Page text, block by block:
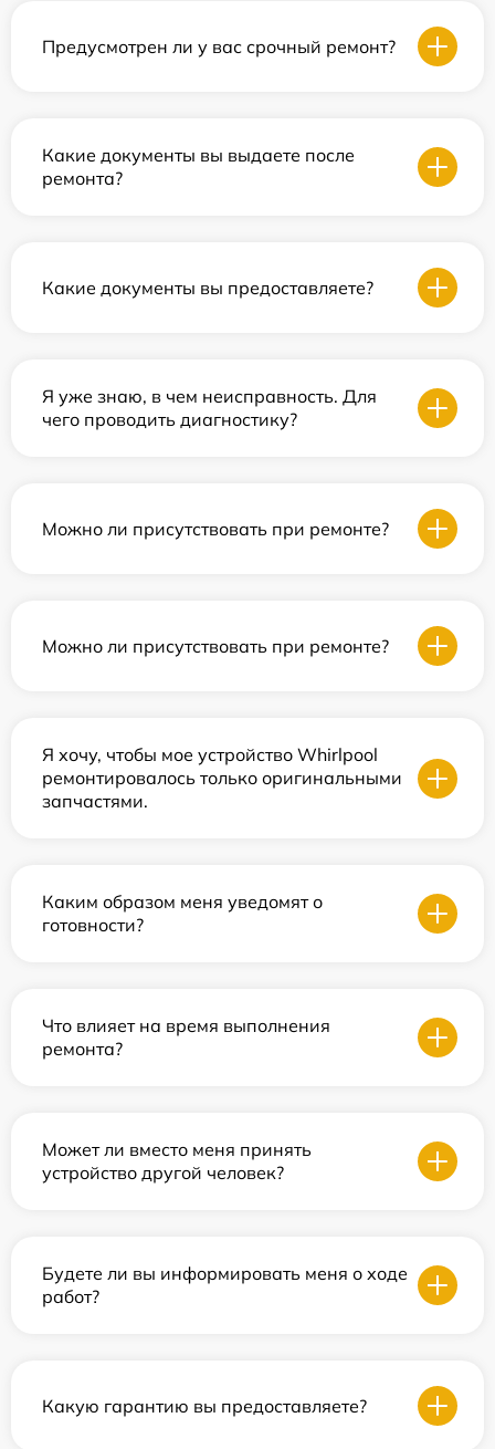
Предусмотрен ли у вас срочный ремонт?
Какие документы вы выдаете после
ремонта?
Какие документы вы предоставляете?
Я уже знаю, в чем неисправность. Для
чего проводить диагностику?
Можно ли присутствовать при ремонте?
Можно ли присутствовать при ремонте?
Я хочу, чтобы мое устройство Whirlpool
ремонтировалось только оригинальными
запчастями.
Каким образом меня уведомят о
готовности?
Что влияет на время выполнения
ремонта?
Может ли вместо меня принять
устройство другой человек?
Будете ли вы информировать меня о ходе
работ?
Какую гарантию вы предоставляете?